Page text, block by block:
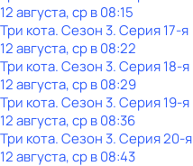
12 августа, ср в 08:15
Три кота. Сезон 3. Серия 17-я
12 августа, ср в 08:22
Три кота. Сезон 3. Серия 18-я
12 августа, ср в 08:29
Три кота. Сезон 3. Серия 19-я
12 августа, ср в 08:36
Три кота. Сезон 3. Серия 20-я
12 августа, ср в 08:43